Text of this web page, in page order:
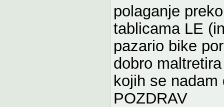
polaganje
tablicama LE
pazario bike
dobro
kojih se
POZDRAV